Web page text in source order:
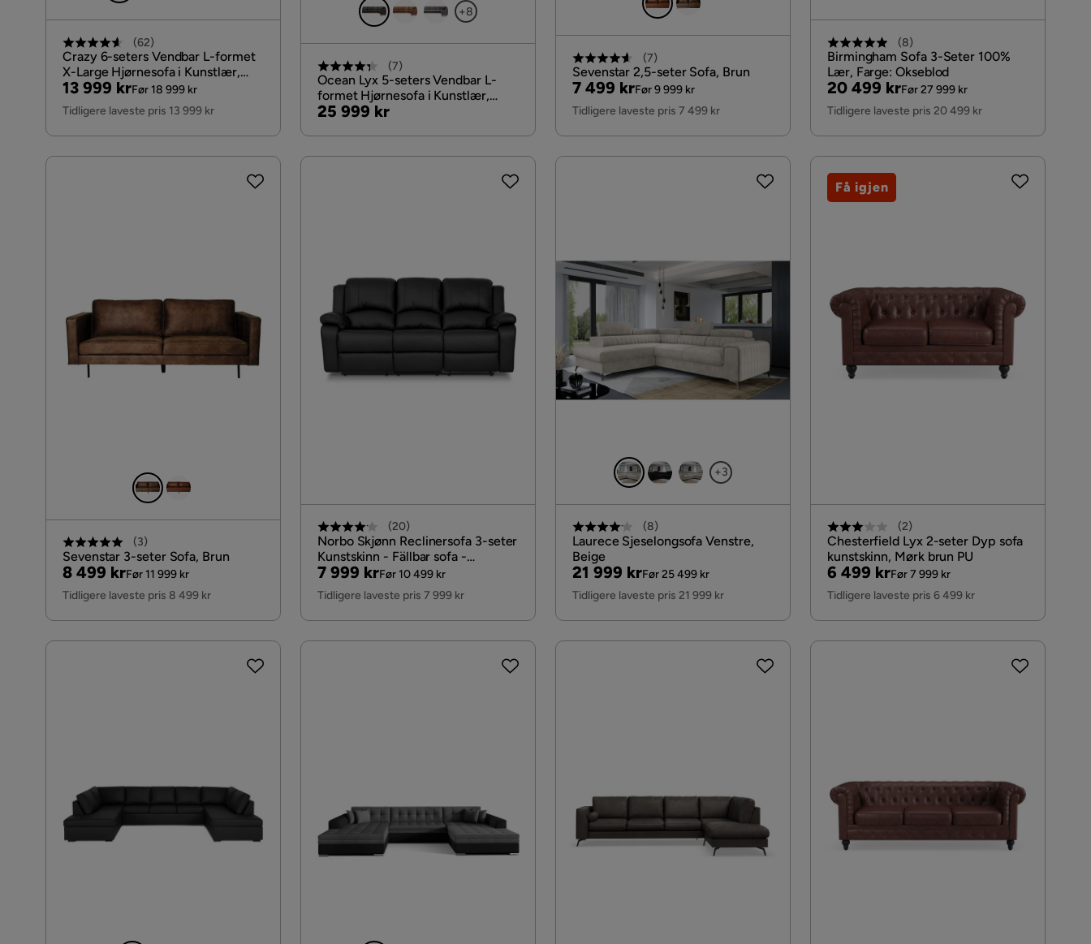
(62)
Crazy 6-seters Vendbar L-formet
X-Large Hjørnesofa i Kunstlær,
Svart
Pris
13 999 kr
Original
Pris
Før 18 999 kr
Tidligere laveste pris 13 999 kr
+8
(7)
Ocean Lyx 5-seters Vendbar L-
formet Hjørnesofa i Kunstlær,
Mørk grå
Pris
25 999 kr
(7)
Sevenstar 2,5-seter Sofa, Brun
Pris
7 499 kr
Original
Pris
Før 9 999 kr
Tidligere laveste pris 7 499 kr
(8)
Birmingham Sofa 3-Seter 100%
Lær, Farge: Okseblod
Pris
20 499 kr
Original
Pris
Før 27 999 kr
Tidligere laveste pris 20 499 kr
(3)
Sevenstar 3-seter Sofa, Brun
Pris
8 499 kr
Original
Pris
Før 11 999 kr
Tidligere laveste pris 8 499 kr
(20)
Norbo Skjønn Reclinersofa 3-seter
Kunstskinn - Fällbar sofa -
Kinosofa, Svart
Pris
7 999 kr
Original
Pris
Før 10 499 kr
Tidligere laveste pris 7 999 kr
+3
(8)
Laurece Sjeselongsofa Venstre,
Beige
Pris
21 999 kr
Original
Pris
Før 25 499 kr
Tidligere laveste pris 21 999 kr
(2)
Chesterfield Lyx 2-seter Dyp sofa
kunstskinn, Mørk brun PU
Pris
6 499 kr
Original
Pris
Før 7 999 kr
Tidligere laveste pris 6 499 kr
Få igjen